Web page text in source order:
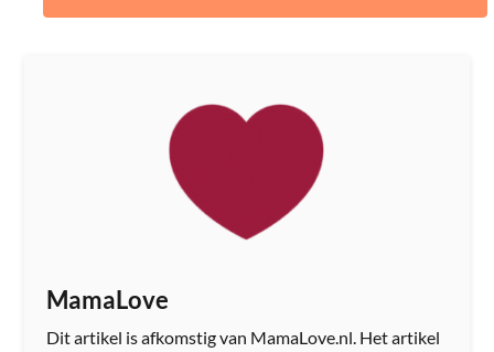
MamaLove
Dit artikel is afkomstig van MamaLove.nl. Het artikel